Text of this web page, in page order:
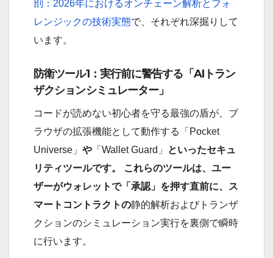
剖：2026年におけるオンチェーン解析とフォ
レンジックの技術実態で、それぞれ深掘りして
います。
防衛ツール1：実行前に警告する「AIトラン
ザクションシミュレーター」
コードが読めない初心者を守る最強の盾が、ブ
ラウザの拡張機能として動作する「Pocket
Universe」 や 「Wallet Guard」
といったセキュ
リティツールです。 これらのツールは、ユー
ザーがウォレットで「承認」を押す直前に、ス
マートコントラクトの静的解析およびトランザ
クションのシミュレーション実行を裏側で瞬時
に行います。